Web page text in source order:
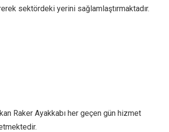
sektördeki yerini sağlamlaştırmaktadır.
Raker Ayakkabı her geçen gün hizmet